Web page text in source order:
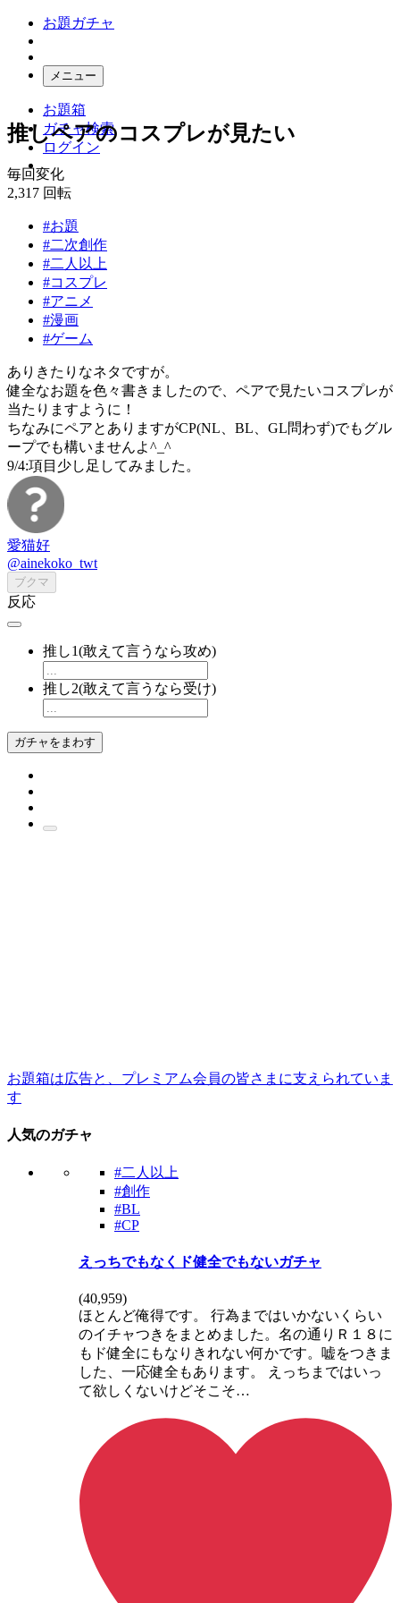
お題ガチャ
メニュー
お題箱
ガチャ検索
ログイン
推しペアのコスプレが見たい
毎回変化
2,317 回転
#お題
#二次創作
#二人以上
#コスプレ
#アニメ
#漫画
#ゲーム
ありきたりなネタですが。
健全なお題を色々書きましたので、ペアで見たいコスプレが
当たりますように！
ちなみにペアとありますがCP(NL、BL、GL問わず)でもグル
ープでも構いませんよ^_^
9/4:項目少し足してみました。
愛猫好
@ainekoko_twt
ブクマ
反応
推し1(敢えて言うなら攻め)
推し2(敢えて言うなら受け)
ガチャをまわす
お題箱は広告と、プレミアム会員の皆さまに支えられていま
す
人気のガチャ
#二人以上
#創作
#BL
#CP
えっちでもなくド健全でもないガチャ
(40,959)
ほとんど俺得です。 行為まではいかないくらい
のイチャつきをまとめました。名の通りＲ１８に
もド健全にもなりきれない何かです。嘘をつきま
した、一応健全もあります。 えっちまではいっ
て欲しくないけどそこそ…